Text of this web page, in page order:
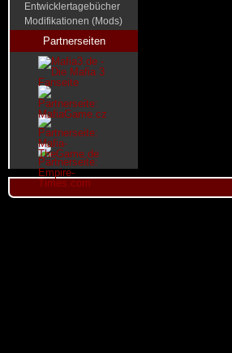
Entwicklertagebücher
Modifikationen (Mods)
Partnerseiten